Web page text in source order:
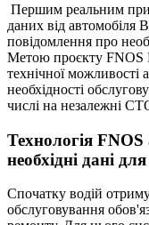
Першим реальним
даних від автомобіля
повідомлення про
Метою проєкту FNOS
технічної можливості
необхідності
числі на незалежні
Технологія FNOS
необхідні дані
Спочатку водій
обслуговування